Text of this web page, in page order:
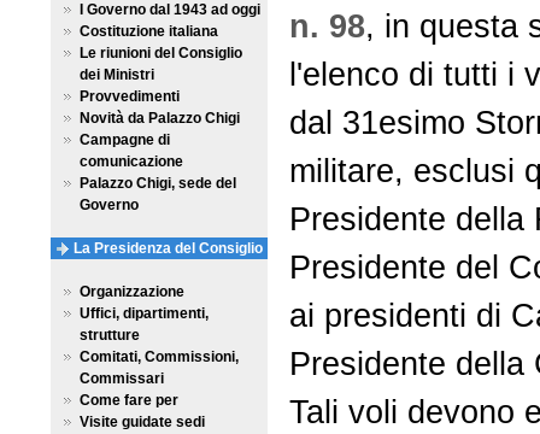
n. 98, in questa
l'elenco di tutti i
dal 31esimo
militare, esclusi
Presidente della
Presidente del
ai presidenti di
Presidente della
Tali voli devono
I Governo dal 1943 ad oggi
Costituzione italiana
Le riunioni del Consiglio
dei Ministri
Provvedimenti
Novità da Palazzo Chigi
Campagne di
comunicazione
Palazzo Chigi, sede del
Governo
La Presidenza del Consiglio
Organizzazione
Uffici, dipartimenti,
strutture
Comitati, Commissioni,
Commissari
Come fare per
Visite guidate sedi